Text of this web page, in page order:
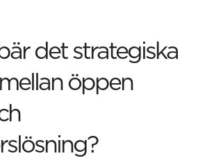
det strategiska
öppen